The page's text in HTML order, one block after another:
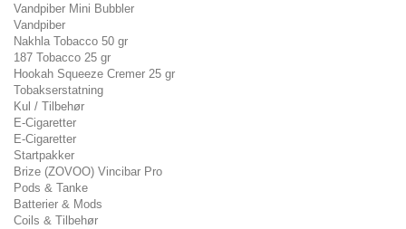
Vandpiber Mini Bubbler
Vandpiber
Nakhla Tobacco 50 gr
187 Tobacco 25 gr
Hookah Squeeze Cremer 25 gr
Tobakserstatning
Kul / Tilbehør
E-Cigaretter
E-Cigaretter
Startpakker
Brize (ZOVOO) Vincibar Pro
Pods & Tanke
Batterier & Mods
Coils & Tilbehør